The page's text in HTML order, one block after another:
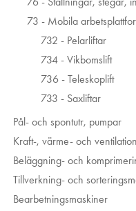
73 - Mobila
732 - Pelarliftar
734 - Vikbomslift
736 - Teleskoplift
733 - Saxliftar
Pål- och spontutr, pumpar
Kraft-, värme- och ventilation
Beläggning- och
Tillverkning- och
Bearbetningsmaskiner